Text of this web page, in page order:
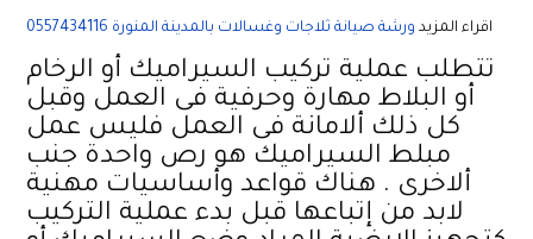
اقراء المزيد ورشة صيانة ثلاجات وغسالات بالمدينة المنورة 0557434116
تتطلب عملية تركيب السيراميك أو الرخام
أو البلاط مهارة وحرفية فى العمل وقبل
كل ذلك ألامانة فى العمل فليس عمل
مبلط السيراميك هو رص واحدة جنب
ألاخرى . هناك قواعد وأساسيات مهنية
لابد من إتباعها قبل بدء عملية التركيب